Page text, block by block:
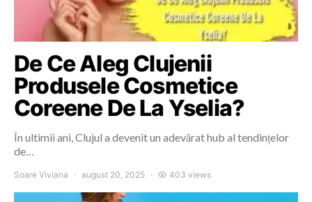
De Ce Aleg Clujenii
Produsele Cosmetice
Coreene De La Yselia?
În ultimii ani, Clujul a devenit un adevărat hub al tendințelor
de…
Soare Viviana august 20, 2025 403 views